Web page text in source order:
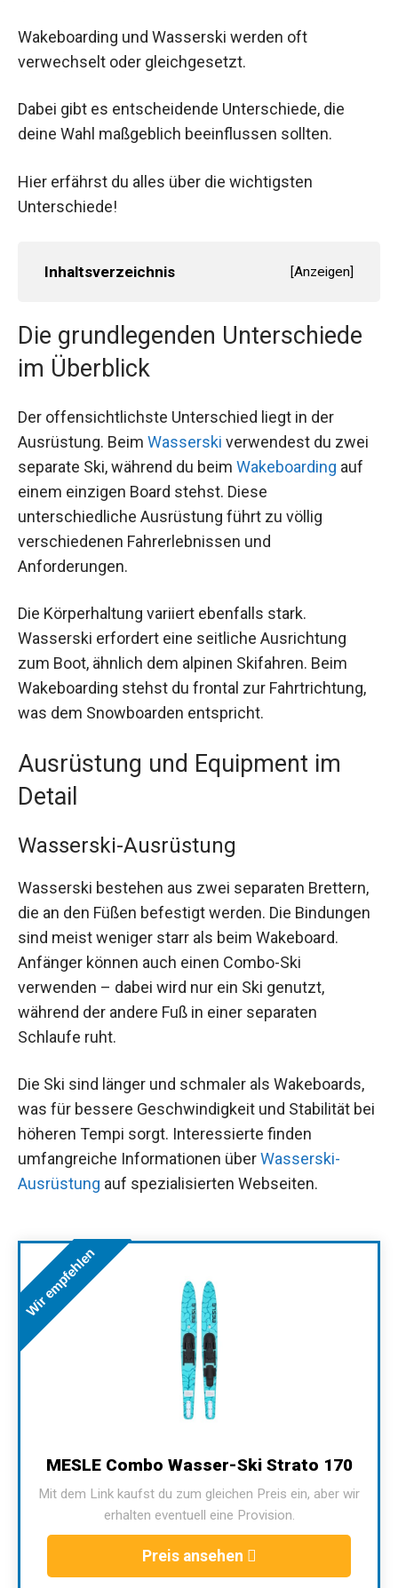
Wakeboarding und Wasserski werden oft
verwechselt oder gleichgesetzt.
Dabei gibt es entscheidende Unterschiede, die
deine Wahl maßgeblich beeinflussen sollten.
Hier erfährst du alles über die wichtigsten
Unterschiede!
Inhaltsverzeichnis [Anzeigen]
Die grundlegenden Unterschiede
im Überblick
Der offensichtlichste Unterschied liegt in der
Ausrüstung. Beim Wasserski verwendest du zwei
separate Ski, während du beim Wakeboarding auf
einem einzigen Board stehst. Diese
unterschiedliche Ausrüstung führt zu völlig
verschiedenen Fahrerlebnissen und
Anforderungen.
Die Körperhaltung variiert ebenfalls stark.
Wasserski erfordert eine seitliche Ausrichtung
zum Boot, ähnlich dem alpinen Skifahren. Beim
Wakeboarding stehst du frontal zur Fahrtrichtung,
was dem Snowboarden entspricht.
Ausrüstung und Equipment im
Detail
Wasserski-Ausrüstung
Wasserski bestehen aus zwei separaten Brettern,
die an den Füßen befestigt werden. Die Bindungen
sind meist weniger starr als beim Wakeboard.
Anfänger können auch einen Combo-Ski
verwenden – dabei wird nur ein Ski genutzt,
während der andere Fuß in einer separaten
Schlaufe ruht.
Die Ski sind länger und schmaler als Wakeboards,
was für bessere Geschwindigkeit und Stabilität bei
höheren Tempi sorgt. Interessierte finden
umfangreiche Informationen überWasserski-
Ausrüstung auf spezialisierten Webseiten.
Wir empfehlen
MESLE Combo Wasser-Ski Strato 170
Mit dem Link kaufst du zum gleichen Preis ein, aber wir
erhalten eventuell eine Provision.
Preis ansehen